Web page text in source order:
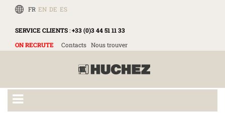
FR EN DE ES
SERVICE CLIENTS:+33 (0)3 44 51 11 33
ON RECRUTE
Contacts Nous trouver